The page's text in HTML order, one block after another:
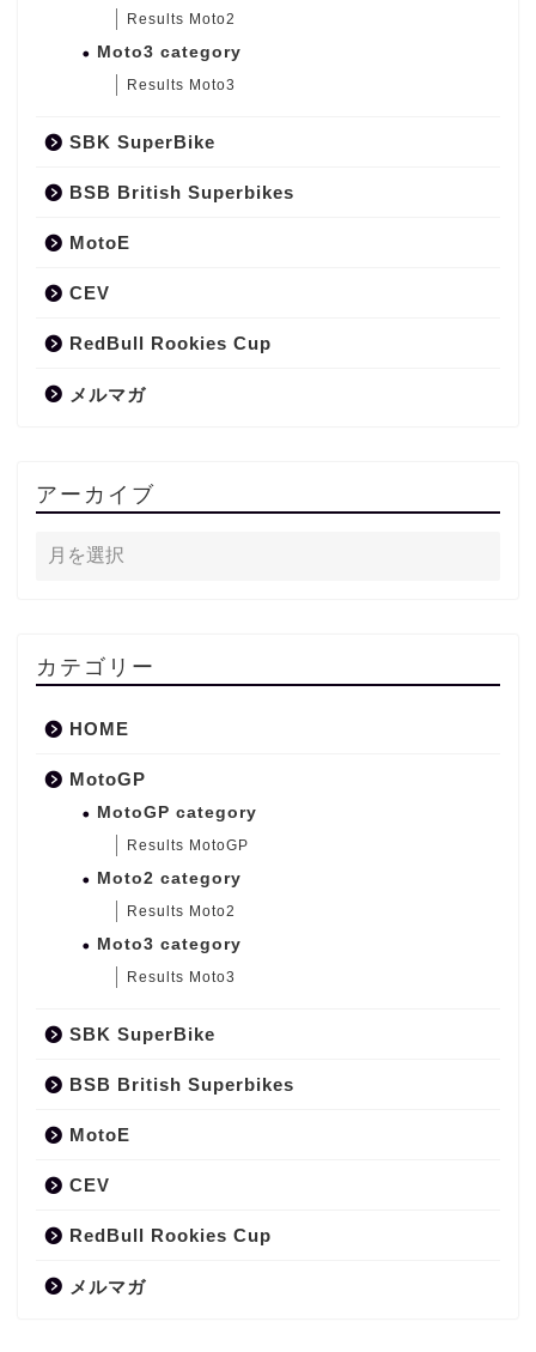
Results Moto2
Moto3 category
Results Moto3
SBK SuperBike
BSB British Superbikes
MotoE
CEV
RedBull Rookies Cup
メルマガ
アーカイブ
カテゴリー
HOME
MotoGP
MotoGP category
Results MotoGP
Moto2 category
Results Moto2
Moto3 category
Results Moto3
SBK SuperBike
BSB British Superbikes
MotoE
CEV
RedBull Rookies Cup
メルマガ